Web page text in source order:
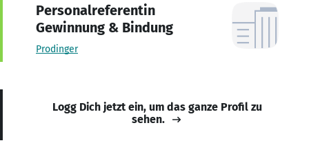
Personalreferentin
Gewinnung & Bindung
Prodinger
Logg Dich jetzt ein, um das ganze Profil zu
sehen.